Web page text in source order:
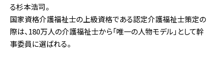
る杉本浩司。
国家資格介護福祉士の上級資格である認定介護福祉士策定の
際は、180万人の介護福祉士から「唯一の人物モデル」として幹
事委員に選ばれる。